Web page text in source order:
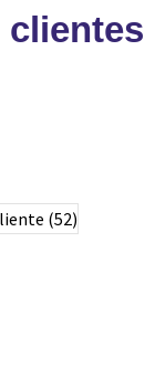
clientes